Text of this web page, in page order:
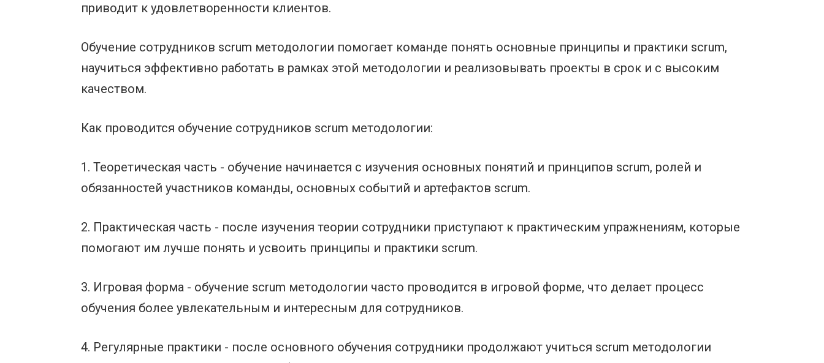
приводит к удовлетворенности клиентов.
Обучение сотрудников scrum методологии помогает команде понять основные принципы и практики scrum,
научиться эффективно работать в рамках этой методологии и реализовывать проекты в срок и с высоким
качеством.
Как проводится обучение сотрудников scrum методологии:
1. Теоретическая часть - обучение начинается с изучения основных понятий и принципов scrum, ролей и
обязанностей участников команды, основных событий и артефактов scrum.
2. Практическая часть - после изучения теории сотрудники приступают к практическим упражнениям, которые
помогают им лучше понять и усвоить принципы и практики scrum.
3. Игровая форма - обучение scrum методологии часто проводится в игровой форме, что делает процесс
обучения более увлекательным и интересным для сотрудников.
4. Регулярные практики - после основного обучения сотрудники продолжают учиться scrum методологии